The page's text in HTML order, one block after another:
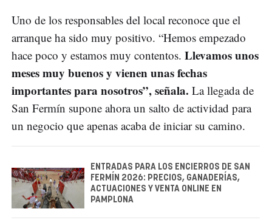
Uno de los responsables del local reconoce que el
arranque ha sido muy positivo. “Hemos empezado
hace poco y estamos muy contentos. Llevamos unos
meses muy buenos y vienen unas fechas
importantes para nosotros”, señala. La llegada de
San Fermín supone ahora un salto de actividad para
un negocio que apenas acaba de iniciar su camino.
ENTRADAS PARA LOS ENCIERROS DE SAN
FERMÍN 2026: PRECIOS, GANADERÍAS,
ACTUACIONES Y VENTA ONLINE EN
PAMPLONA